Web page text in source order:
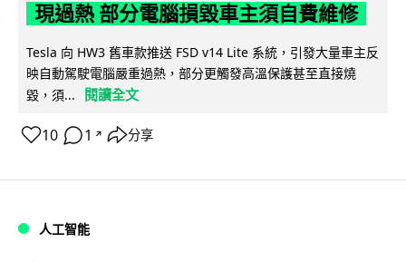
現過熱 部分電腦損毀車主須自費維修
Tesla 向 HW3 舊車款推送 FSD v14 Lite 系統，引發大量車主反
映自動駕駛電腦嚴重過熱，部分更觸發高溫保護甚至直接燒
毀，須...
閱讀全文
10 1 ↗ 分享
人工智能